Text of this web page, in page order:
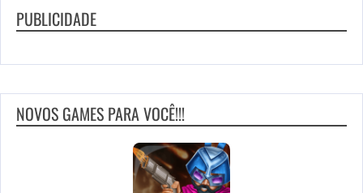
PUBLICIDADE
NOVOS GAMES PARA VOCÊ!!!